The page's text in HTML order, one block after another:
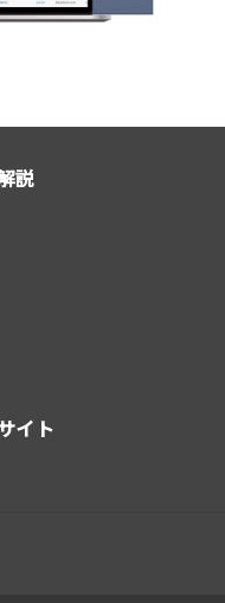
説
イト